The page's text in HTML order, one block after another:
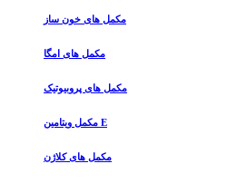
مکمل های خون ساز
مکمل های امگا
مکمل های پروبیوتیک
مکمل ویتامین E
مکمل های کلاژن